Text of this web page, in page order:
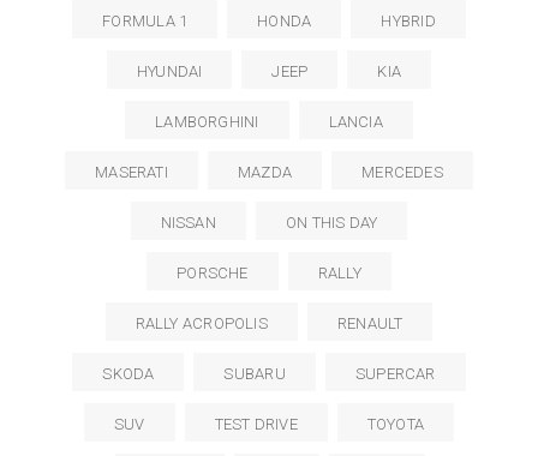
FORMULA 1 HONDA HYBRID
HYUNDAI JEEP KIA
LAMBORGHINI LANCIA
MASERATI MAZDA MERCEDES
NISSAN ON THIS DAY
PORSCHE RALLY
RALLY ACROPOLIS RENAULT
SKODA SUBARU SUPERCAR
SUV TEST DRIVE TOYOTA